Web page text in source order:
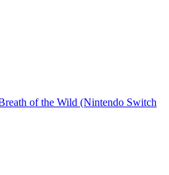
of the Wild (Nintendo Switch